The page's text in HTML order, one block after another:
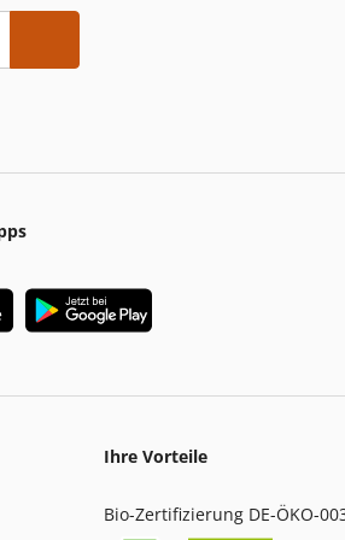
Ihre Vorteile
Bio-Zertifizierung DE-ÖKO-